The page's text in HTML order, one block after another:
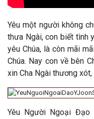
Yêu một người không
thưa Ngài, con biết tình
yêu Chúa, là còn mãi
Chúa. Nay con về bên
xin Cha Ngài thương
Yêu Người Ngoại Đạo